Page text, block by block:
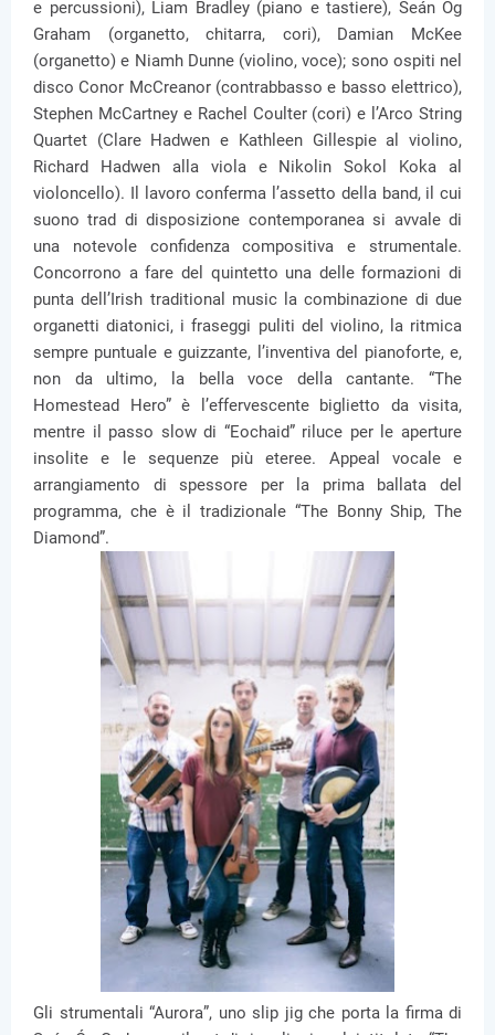
e percussioni), Liam Bradley (piano e tastiere), Seán Óg
Graham (organetto, chitarra, cori), Damian McKee
(organetto) e Niamh Dunne (violino, voce); sono ospiti nel
disco Conor McCreanor (contrabbasso e basso elettrico),
Stephen McCartney e Rachel Coulter (cori) e l’Arco String
Quartet (Clare Hadwen e Kathleen Gillespie al violino,
Richard Hadwen alla viola e Nikolin Sokol Koka al
violoncello). Il lavoro conferma l’assetto della band, il cui
suono trad di disposizione contemporanea si avvale di
una notevole confidenza compositiva e strumentale.
Concorrono a fare del quintetto una delle formazioni di
punta dell’Irish traditional music la combinazione di due
organetti diatonici, i fraseggi puliti del violino, la ritmica
sempre puntuale e guizzante, l’inventiva del pianoforte, e,
non da ultimo, la bella voce della cantante. “The
Homestead Hero” è l’effervescente biglietto da visita,
mentre il passo slow di “Eochaid” riluce per le aperture
insolite e le sequenze più eteree. Appeal vocale e
arrangiamento di spessore per la prima ballata del
programma, che è il tradizionale “The Bonny Ship, The
Diamond”.
Gli strumentali “Aurora”, uno slip jig che porta la firma di